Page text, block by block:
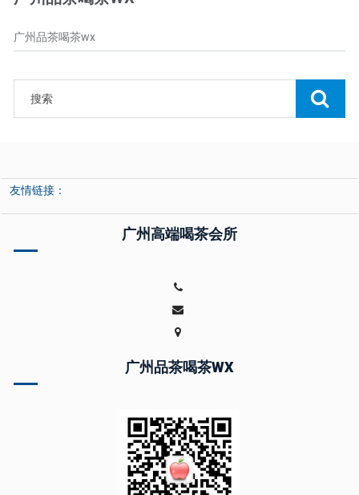
广州品茶喝茶wx
友情链接：
广州高端喝茶会所
广州品茶喝茶WX